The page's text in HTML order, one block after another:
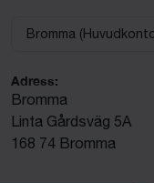
Välj anläggning:
Bromma
Adress:
Bromma
Linta Gårdsväg 5A
168 74 Bromma